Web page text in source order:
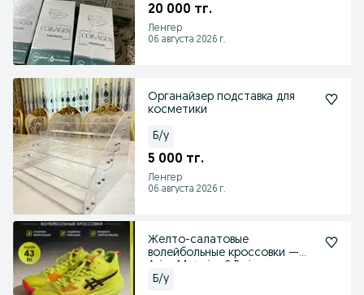
20 000 тг.
Ленгер
06 августа 2026 г.
Органайзер подставка для
косметики
Б/у
5 000 тг.
Ленгер
06 августа 2026 г.
Желто-салатовые
волейбольные кроссовки —
Б/у